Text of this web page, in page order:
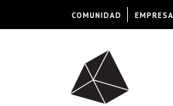
COMUNIDAD